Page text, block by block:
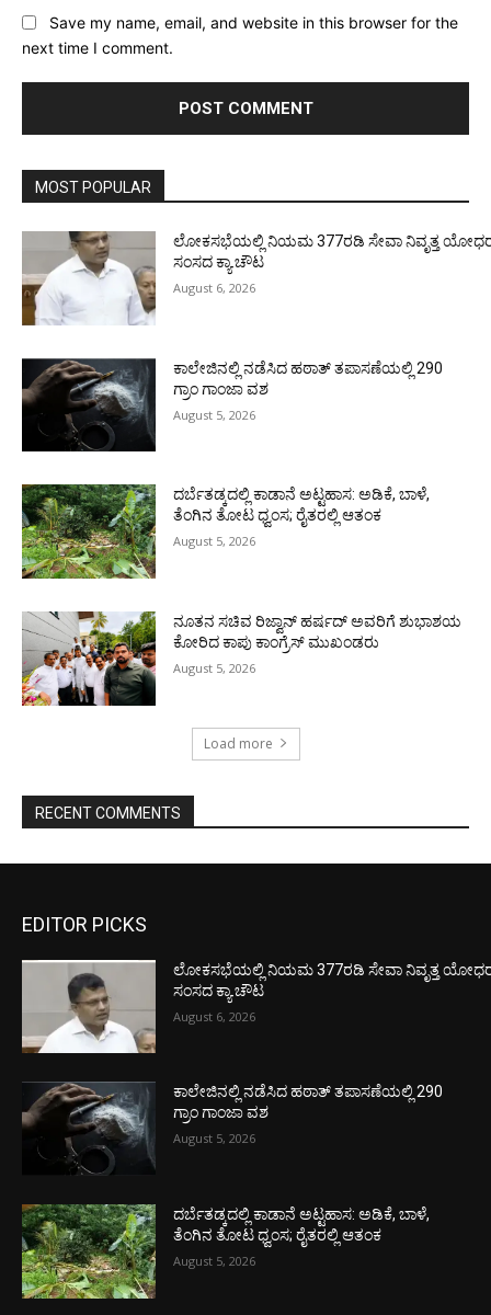
Save my name, email, and website in this browser for the
next time I comment.
MOST POPULAR
ಲೋಕಸಭೆಯಲ್ಲಿ ನಿಯಮ 377ರಡಿ ಸೇವಾ ನಿವೃತ್ತ
ಸಂಸದ ಕ್ಯಾ.ಚೌಟ
August 6, 2026
ಕಾಲೇಜಿನಲ್ಲಿ ನಡೆಸಿದ ಹಠಾತ್ ತಪಾಸಣೆಯಲ್ಲಿ 290
ಗ್ರಾಂ ಗಾಂಜಾ ವಶ
August 5, 2026
ದರ್ಬೆತಡ್ಕದಲ್ಲಿ ಕಾಡಾನೆ ಅಟ್ಟಹಾಸ: ಅಡಿಕೆ, ಬಾಳೆ,
ತೆಂಗಿನ ತೋಟ ಧ್ವಂಸ; ರೈತರಲ್ಲಿ ಆತಂಕ
August 5, 2026
ನೂತನ ಸಚಿವ ರಿಜ್ವಾನ್ ಹರ್ಷದ್ ಅವರಿಗೆ ಶುಭಾಶಯ
ಕೋರಿದ ಕಾಪು ಕಾಂಗ್ರೆಸ್ ಮುಖಂಡರು
August 5, 2026
Load more
RECENT COMMENTS
EDITOR PICKS
ಲೋಕಸಭೆಯಲ್ಲಿ ನಿಯಮ 377ರಡಿ ಸೇವಾ ನಿವೃತ್ತ
ಸಂಸದ ಕ್ಯಾ.ಚೌಟ
August 6, 2026
ಕಾಲೇಜಿನಲ್ಲಿ ನಡೆಸಿದ ಹಠಾತ್ ತಪಾಸಣೆಯಲ್ಲಿ 290
ಗ್ರಾಂ ಗಾಂಜಾ ವಶ
August 5, 2026
ದರ್ಬೆತಡ್ಕದಲ್ಲಿ ಕಾಡಾನೆ ಅಟ್ಟಹಾಸ: ಅಡಿಕೆ, ಬಾಳೆ,
ತೆಂಗಿನ ತೋಟ ಧ್ವಂಸ; ರೈತರಲ್ಲಿ ಆತಂಕ
August 5, 2026